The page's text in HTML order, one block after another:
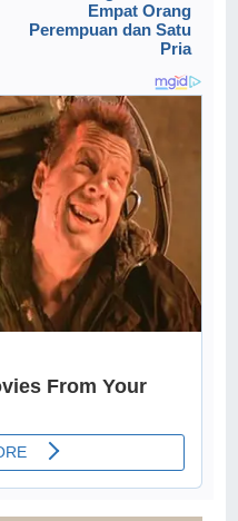
Empat Orang
Perempuan dan Satu
Pria